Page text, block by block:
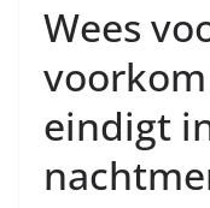
Wees
eindigt